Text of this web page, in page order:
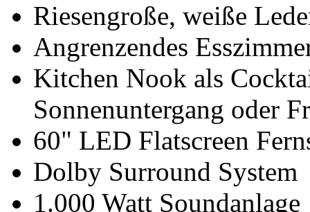
Riesengroße, weiße
Angrenzendes
Kitchen Nook als
Sonnenuntergang oder
60" LED Flatscreen
Dolby Surround System
1.000 Watt Soundanlage